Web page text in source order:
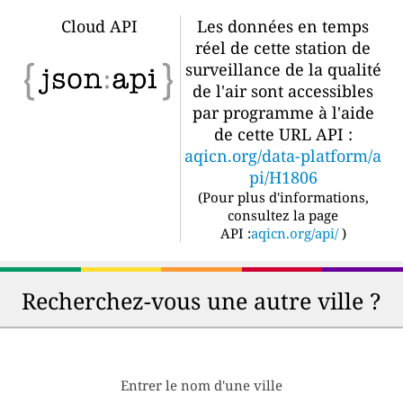
Cloud API
Les données en temps
réel de cette station de
surveillance de la qualité
de l'air sont accessibles
par programme à l'aide
de cette URL API :
aqicn.org/data-platform/a
pi/H1806
(Pour plus d'informations,
consultez la page
API :aqicn.org/api/ )
Recherchez-vous une autre ville ?
Entrer le nom d'une ville